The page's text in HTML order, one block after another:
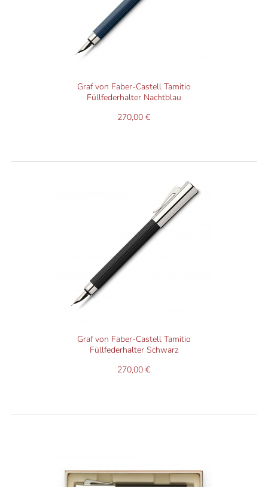
Graf von Faber-Castell Tamitio
Füllfederhalter Nachtblau
270,00 €
Graf von Faber-Castell Tamitio
Füllfederhalter Schwarz
270,00 €